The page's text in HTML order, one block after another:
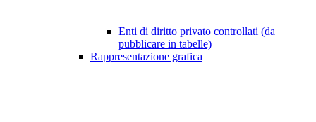
Enti di diritto privato controllati (da
pubblicare in tabelle)
Rappresentazione grafica